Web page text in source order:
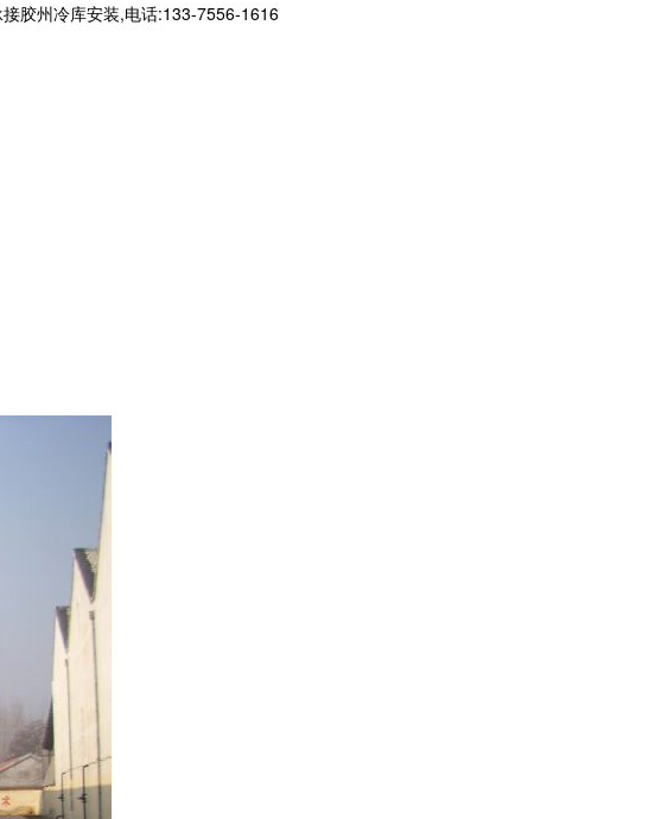
胶州冷库安装,电话:133-7556-1616